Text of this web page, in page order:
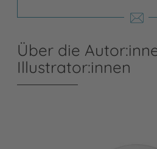
Über die
Illustrator:innen